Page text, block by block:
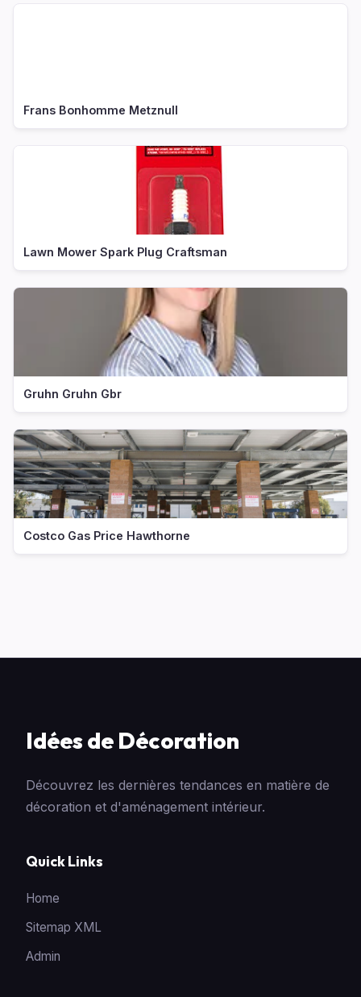
Frans Bonhomme Metznull
Lawn Mower Spark Plug Craftsman
Gruhn Gruhn Gbr
Costco Gas Price Hawthorne
Idées de Décoration
Découvrez les dernières tendances en matière de
décoration et d'aménagement intérieur.
Quick Links
Home
Sitemap XML
Admin